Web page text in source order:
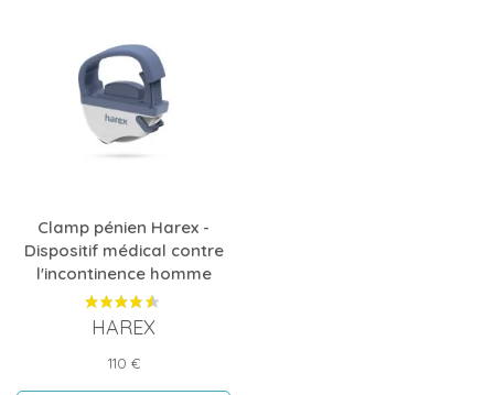
Clamp pénien Harex -
Dispositif médical contre
l'incontinence homme
HAREX
Prix
110 €